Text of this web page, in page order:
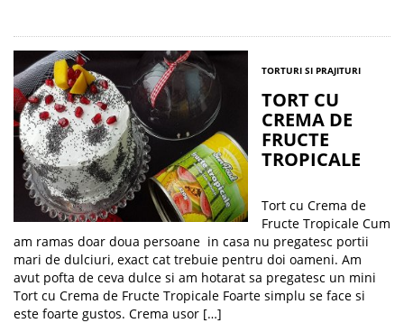
TORTURI SI PRAJITURI
TORT CU
CREMA DE
FRUCTE
TROPICALE
Tort cu Crema de
Fructe Tropicale Cum
am ramas doar doua persoane in casa nu pregatesc portii
mari de dulciuri, exact cat trebuie pentru doi oameni. Am
avut pofta de ceva dulce si am hotarat sa pregatesc un mini
Tort cu Crema de Fructe Tropicale Foarte simplu se face si
este foarte gustos. Crema usor […]